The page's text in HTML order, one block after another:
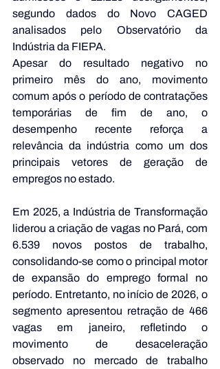
segundo dados do Novo CAGED
analisados pelo Observatório da
Indústria da FIEPA.
Apesar do resultado negativo no
primeiro mês do ano, movimento
comum após o período de contratações
temporárias de fim de ano, o
desempenho recente reforça a
relevância da indústria como um dos
principais vetores de geração de
empregos no estado.
Em 2025, a Indústria de Transformação
liderou a criação de vagas no Pará, com
6.539 novos postos de trabalho,
consolidando-se como o principal motor
de expansão do emprego formal no
período. Entretanto, no início de 2026, o
segmento apresentou retração de 466
vagas em janeiro, refletindo o
movimento de desaceleração
observado no mercado de trabalho